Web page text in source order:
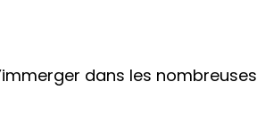
dans les nombreuses